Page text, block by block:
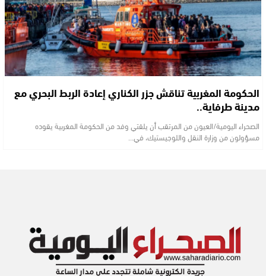
الحكومة المغربية تناقش جزر الكناري إعادة الربط البحري مع
مدينة طرفاية..
الصحراء اليومية/العيون من المرتقب أن يلقتي وفد من الحكومة المغربية يقوده
مسؤولون من وزارة النقل واللوجيستيك، في…